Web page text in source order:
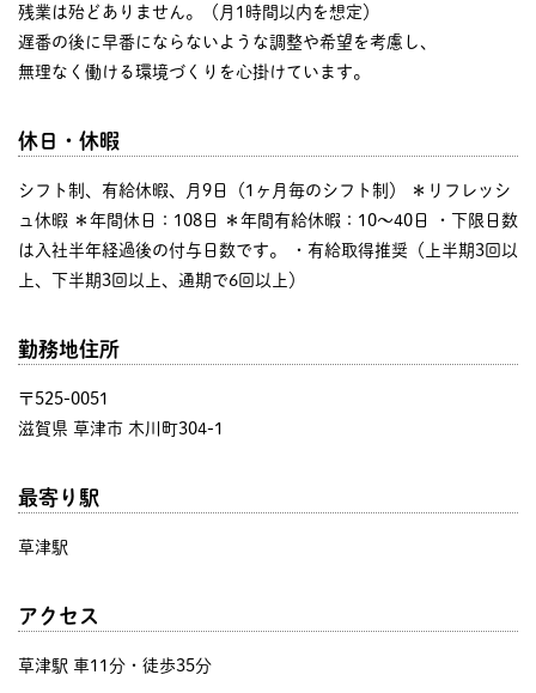
残業は殆どありません。（月1時間以内を想定）
遅番の後に早番にならないような調整や希望を考慮し、
無理なく働ける環境づくりを心掛けています。
休日・休暇
シフト制、有給休暇、月9日（1ヶ月毎のシフト制） ＊リフレッシ
ュ休暇 ＊年間休日：108日 ＊年間有給休暇：10～40日 ・下限日数
は入社半年経過後の付与日数です。 ・有給取得推奨（上半期3回以
上、下半期3回以上、通期で6回以上）
勤務地住所
〒525-0051
滋賀県 草津市 木川町304-1
最寄り駅
草津駅
アクセス
草津駅 車11分・徒歩35分